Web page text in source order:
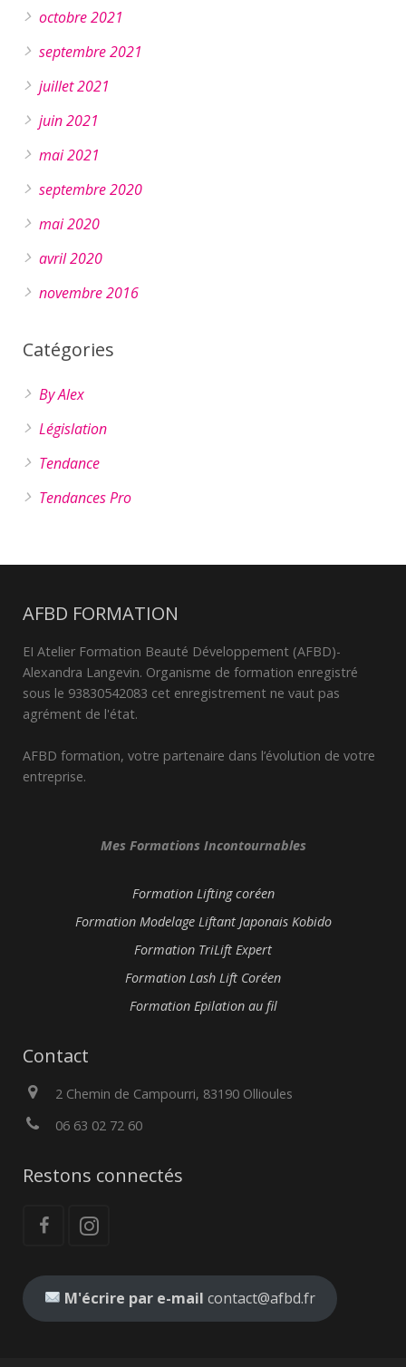
octobre 2021
septembre 2021
juillet 2021
juin 2021
mai 2021
septembre 2020
mai 2020
avril 2020
novembre 2016
Catégories
By Alex
Législation
Tendance
Tendances Pro
AFBD FORMATION
EI Atelier Formation Beauté Développement (AFBD)-
Alexandra Langevin. Organisme de formation enregistré
sous le 93830542083 cet enregistrement ne vaut pas
agrément de l'état.
AFBD formation, votre partenaire dans l’évolution de votre
entreprise.
Mes Formations Incontournables
Formation Lifting coréen
Formation Modelage Liftant Japonais Kobido
Formation TriLift Expert
Formation Lash Lift Coréen
Formation Epilation au fil
Contact
2 Chemin de Campourri, 83190 Ollioules
06 63 02 72 60
Restons connectés
M'écrire par e-mail contact@afbd.fr